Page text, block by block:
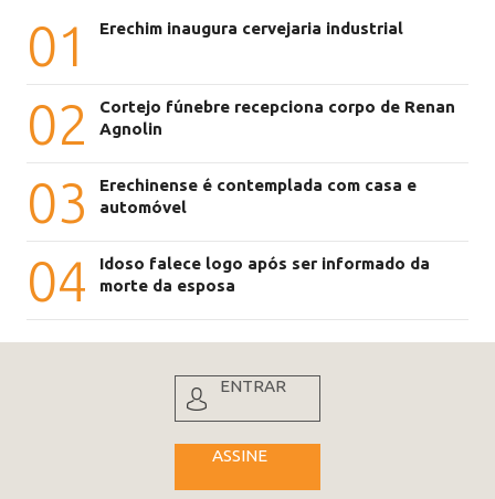
01 Erechim inaugura cervejaria industrial
02
Cortejo fúnebre recepciona corpo de Renan
Agnolin
03
Erechinense é contemplada com casa e
automóvel
04
Idoso falece logo após ser informado da
morte da esposa
ENTRAR
ASSINE